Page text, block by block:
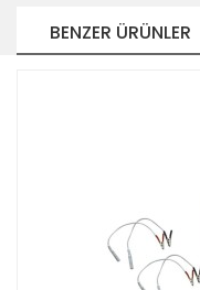
BENZER ÜRÜNLER